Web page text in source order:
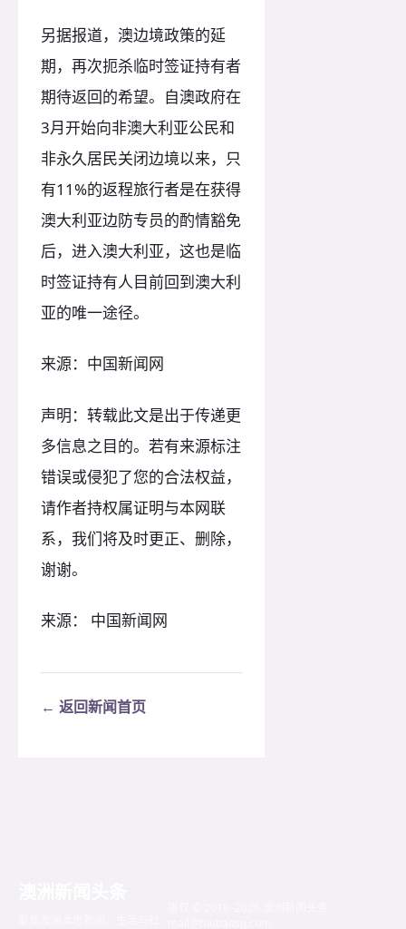
另据报道，澳边境政策的延
期，再次扼杀临时签证持有者
期待返回的希望。自澳政府在
3月开始向非澳大利亚公民和
非永久居民关闭边境以来，只
有11%的返程旅行者是在获得
澳大利亚边防专员的酌情豁免
后，进入澳大利亚，这也是临
时签证持有人目前回到澳大利
亚的唯一途径。
来源：中国新闻网
声明：转载此文是出于传递更
多信息之目的。若有来源标注
错误或侵犯了您的合法权益，
请作者持权属证明与本网联
系，我们将及时更正、删除，
谢谢。
来源： 中国新闻网
← 返回新闻首页